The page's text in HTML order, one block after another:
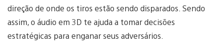
direção de onde os tiros estão sendo disparados. Sendo
assim, o áudio em 3D te ajuda a tomar decisões
estratégicas para enganar seus adversários.